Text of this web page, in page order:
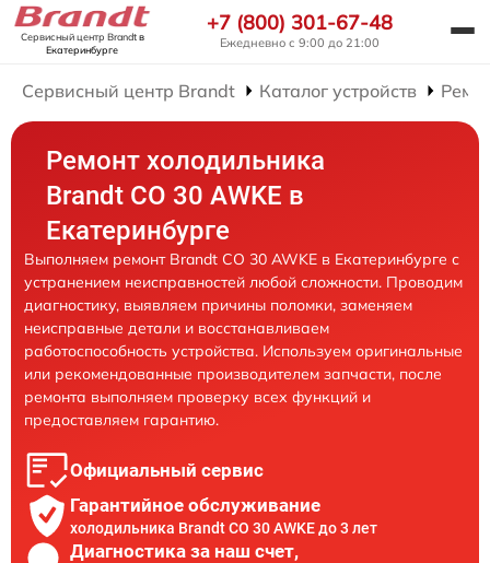
Сервисный центр Brandtв
Екатеринбурге
+7 (800) 301-67-48
Ежедневно с 9:00 до 21:00
Сервисный центр Brandt Каталог устройств
Ремонт холодильника
Brandt CO 30 AWKE в
Екатеринбурге
Выполняем ремонт Brandt CO 30 AWKE в Екатеринбурге с
устранением неисправностей любой сложности. Проводим
диагностику, выявляем причины поломки, заменяем
неисправные детали и восстанавливаем
работоспособность устройства. Используем оригинальные
или рекомендованные производителем запчасти, после
ремонта выполняем проверку всех функций и
предоставляем гарантию.
Официальный сервис
Гарантийное обслуживание
холодильника Brandt CO 30 AWKE до 3 лет
Диагностика за наш счет,